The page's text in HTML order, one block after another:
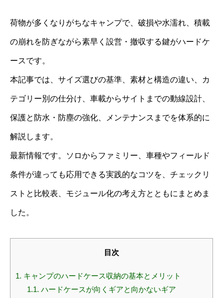
荷物が多くなりがちなキャンプで、破損や水濡れ、積載
の崩れを防ぎながら素早く設営・撤収する鍵がハードケ
ースです。
本記事では、サイズ選びの基準、素材と構造の違い、カ
テゴリー別の仕分け、車載からサイトまでの動線設計、
保護と防水・防塵の強化、メンテナンスまでを体系的に
解説します。
最新情報です。ソロからファミリー、車種やフィールド
条件が違っても応用できる実践的なコツを、チェックリ
ストと比較表、モジュール化の考え方とともにまとめま
した。
目次
1. キャンプのハードケース収納の基本とメリット
1.1. ハードケースが向くギアと向かないギア